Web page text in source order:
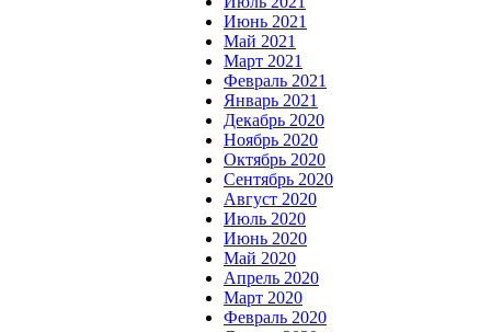
Июнь 2021
Май 2021
Март 2021
Февраль 2021
Январь 2021
Декабрь 2020
Ноябрь 2020
Октябрь 2020
Сентябрь 2020
Август 2020
Июль 2020
Июнь 2020
Май 2020
Апрель 2020
Март 2020
Февраль 2020